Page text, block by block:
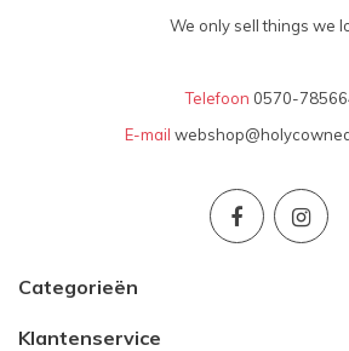
We only sell things we
Telefoon 0570-
E-mail
Categorieën
Klantenservice